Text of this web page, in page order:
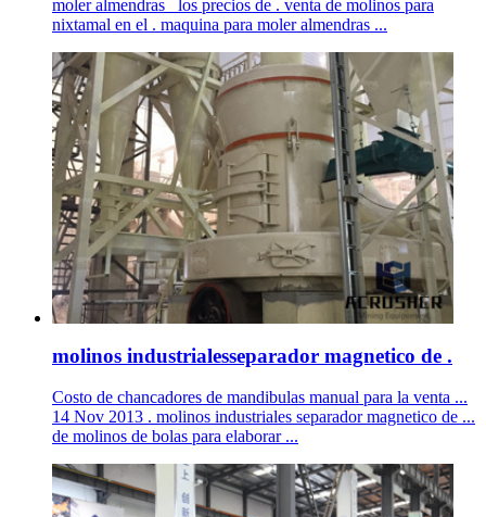
moler almendras _los precios de . venta de molinos para
nixtamal en el . maquina para moler almendras ...
molinos industrialesseparador magnetico de .
Costo de chancadores de mandibulas manual para la venta ...
14 Nov 2013 . molinos industriales separador magnetico de ...
de molinos de bolas para elaborar ...